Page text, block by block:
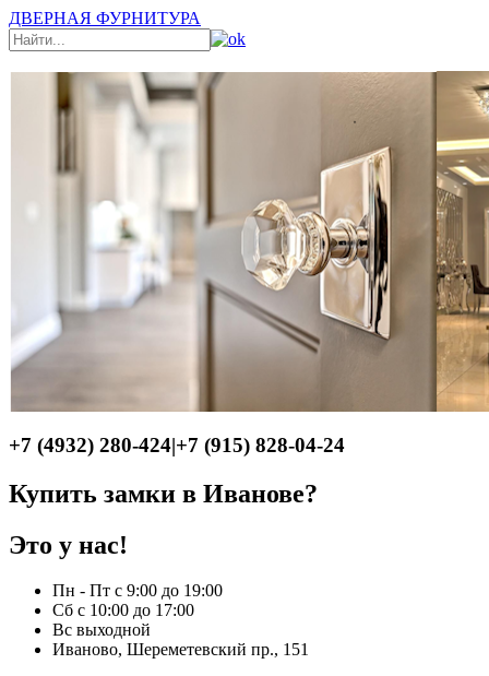
ДВЕРНАЯ ФУРНИТУРА
+7 (4932) 280-424|+7 (915) 828-04-24
Купить замки в Иванове?
Это у нас!
Пн - Пт с 9:00 до 19:00
Сб с 10:00 до 17:00
Вс выходной
Иваново, Шереметевский пр., 151